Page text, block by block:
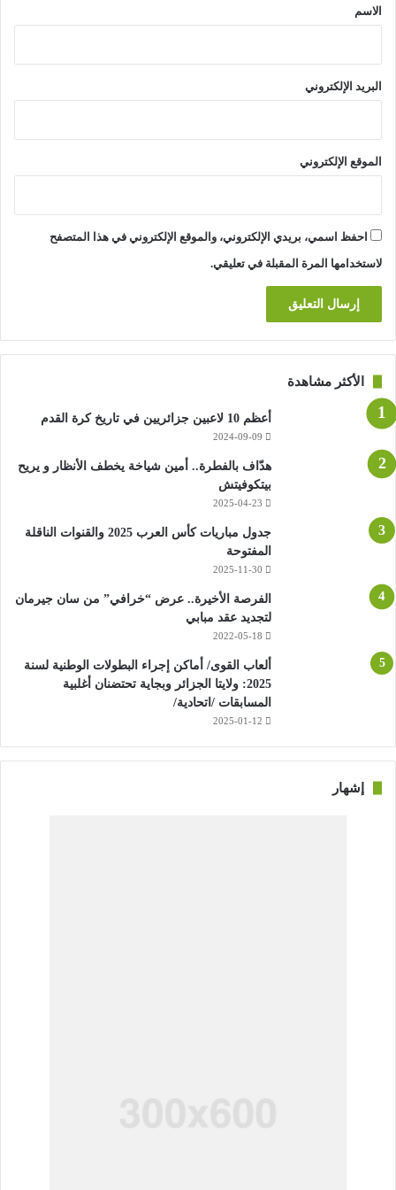
*الاسم
البريد الإلكتروني
الموقع الإلكتروني
احفظ اسمي، بريدي الإلكتروني، والموقع الإلكتروني في هذا المتصفح
لاستخدامها المرة المقبلة في تعليقي.
الأكثر مشاهدة
أعظم 10 لاعبين جزائريين في تاريخ كرة القدم
2024-09-09
هدّاف بالفطرة.. أمين شياخة يخطف الأنظار و يريح
بيتكوفيتش
2025-04-23
جدول مباريات كأس العرب 2025 والقنوات الناقلة
المفتوحة
2025-11-30
الفرصة الأخيرة.. عرض “خرافي” من سان جيرمان
لتجديد عقد مبابي
2022-05-18
ألعاب القوى/ أماكن إجراء البطولات الوطنية لسنة
2025: ولايتا الجزائر وبجاية تحتضنان أغلبية
المسابقات /اتحادية/
2025-01-12
إشهار